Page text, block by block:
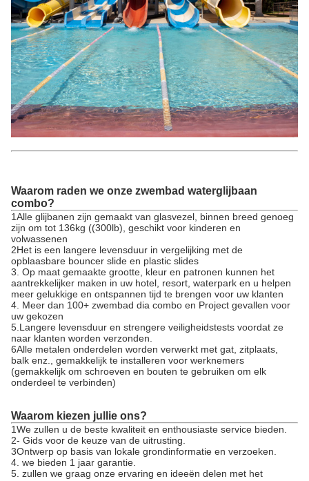
Waarom raden we onze zwembad waterglijbaan
combo?
1Alle glijbanen zijn gemaakt van glasvezel, binnen breed genoeg
zijn om tot 136kg ((300lb), geschikt voor kinderen en
volwassenen
2Het is een langere levensduur in vergelijking met de
opblaasbare bouncer slide en plastic slides
3. Op maat gemaakte grootte, kleur en patronen kunnen het
aantrekkelijker maken in uw hotel, resort, waterpark en u helpen
meer gelukkige en ontspannen tijd te brengen voor uw klanten
4. Meer dan 100+ zwembad dia combo en Project gevallen voor
uw gekozen
5.Langere levensduur en strengere veiligheidstests voordat ze
naar klanten worden verzonden.
6Alle metalen onderdelen worden verwerkt met gat, zitplaats,
balk enz., gemakkelijk te installeren voor werknemers
(gemakkelijk om schroeven en bouten te gebruiken om elk
onderdeel te verbinden)
Waarom kiezen jullie ons?
1We zullen u de beste kwaliteit en enthousiaste service bieden.
2- Gids voor de keuze van de uitrusting.
3Ontwerp op basis van lokale grondinformatie en verzoeken.
4. we bieden 1 jaar garantie.
5. zullen we graag onze ervaring en ideeën delen met het